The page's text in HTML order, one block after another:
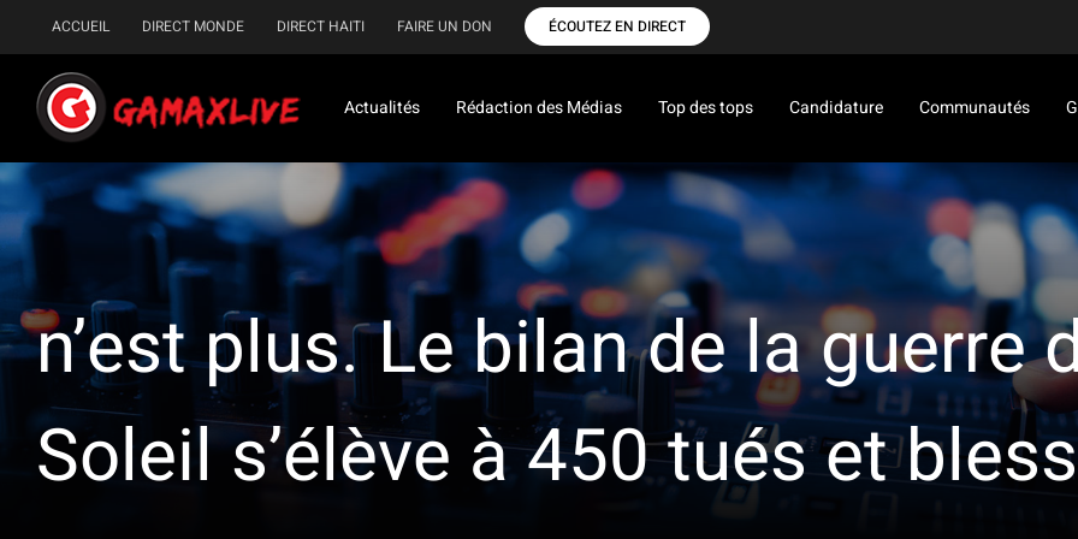
Passer
au
contenu
ACCUEIL DIRECT MONDE DIRECT HAITI FAIRE UN DON ÉCOUTEZ EN DIRECT
Actualités Rédaction des Médias Top des tops Candidature Communautés
n’est plus. Le bilan de la guerre
Soleil s’élève à 450 tués et